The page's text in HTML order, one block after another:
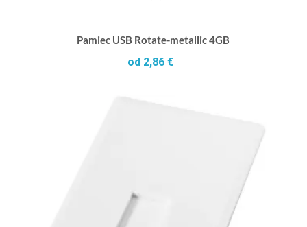
Pamiec USB Rotate-metallic 4GB
od 2,86 €